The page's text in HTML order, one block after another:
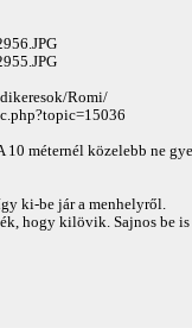
Romi/
méternél közelebb ne
ki-be jár a menhelyről.
hogy kilövik. Sajnos be